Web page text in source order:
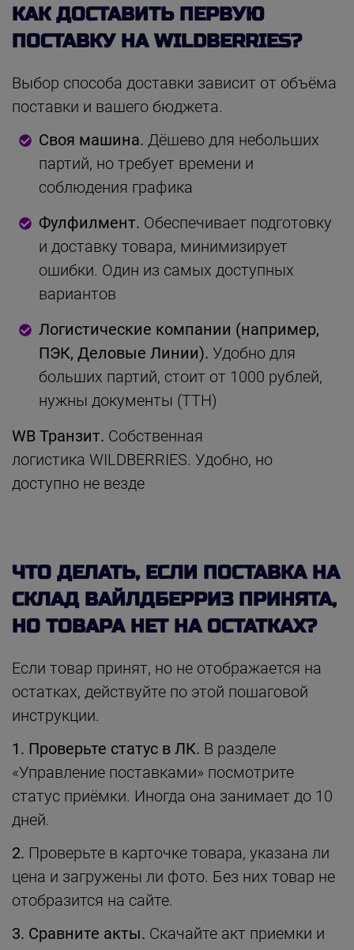
КАК ДОСТАВИТЬ ПЕРВУЮ
ПОСТАВКУ НА WILDBERRIES?
Выбор способа доставки зависит от объёма
поставки и вашего бюджета.
Своя машина. Дёшево для небольших
партий, но требует времени и
соблюдения графика
Фулфилмент. Обеспечивает подготовку
и доставку товара, минимизирует
ошибки. Один из самых доступных
вариантов
Логистические компании (например,
ПЭК, Деловые Линии). Удобно для
больших партий, стоит от 1000 рублей,
нужны документы (ТТН)
WB Транзит. Собственная
логистика WILDBERRIES. Удобно, но
доступно не везде
ЧТО ДЕЛАТЬ, ЕСЛИ ПОСТАВКА НА
СКЛАД ВАЙЛДБЕРРИЗ ПРИНЯТА,
НО ТОВАРА НЕТ НА ОСТАТКАХ?
Если товар принят, но не отображается на
остатках, действуйте по этой пошаговой
инструкции.
1. Проверьте статус в ЛК. В разделе
«Управление поставками» посмотрите
статус приёмки. Иногда она занимает до 10
дней.
2. Проверьте в карточке товара, указана ли
цена и загружены ли фото. Без них товар не
отобразится на сайте.
3. Сравните акты. Скачайте акт приемки и